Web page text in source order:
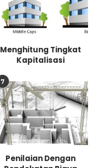
Menghitung Tingkat
Kapitalisasi
7
Penilaian Dengan